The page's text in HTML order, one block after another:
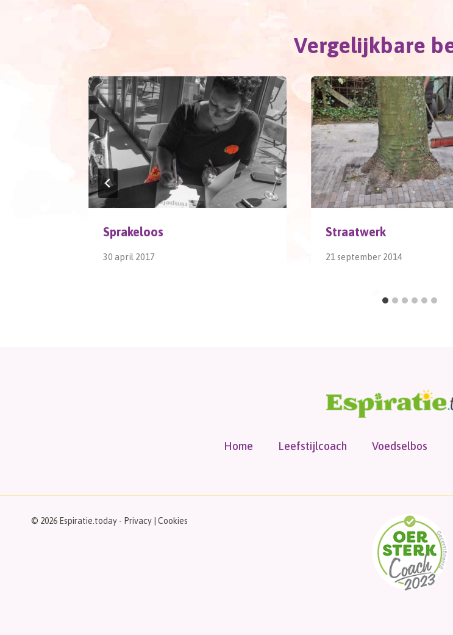
Vergelijkbare
Sprakeloos
30 april 2017
Straatwerk
21 september 2014
Home Leefstijlcoach Voedselbos
© 2026 Espiratie.today - Privacy Cookies